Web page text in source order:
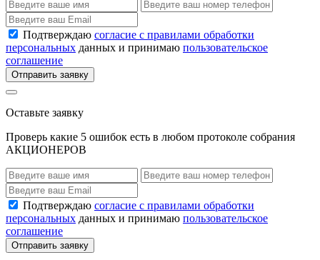
Подтверждаю согласие с правилами обработки
персональных данных и принимаю пользовательское
соглашение
Отправить заявку
Оставьте заявку
Проверь какие 5 ошибок есть в любом протоколе собрания
АКЦИОНЕРОВ
Подтверждаю согласие с правилами обработки
персональных данных и принимаю пользовательское
соглашение
Отправить заявку